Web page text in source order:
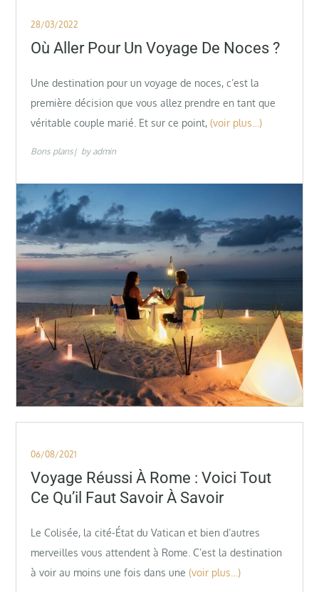
Posted
on
28/03/2022
Où Aller Pour Un Voyage De Noces ?
Une destination pour un voyage de noces, c’est la
première décision que vous allez prendre en tant que
véritable couple marié. Et sur ce point, (voir plus…)
Bons plans by admin
Posted
on
06/08/2021
Voyage Réussi À Rome : Voici Tout
Ce Qu’il Faut Savoir À Savoir
Le Colisée, la cité-État du Vatican et bien d’autres
merveilles vous attendent à Rome. C’est la destination
à voir au moins une fois dans une (voir plus…)